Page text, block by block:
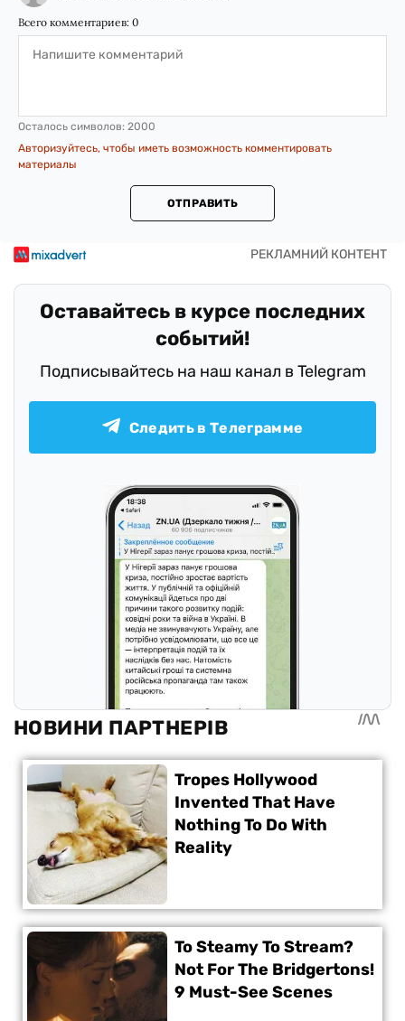
Всего комментариев: 0
Осталось символов: 2000
Авторизуйтесь, чтобы иметь возможность комментировать
материалы
ОТПРАВИТЬ
Оставайтесь в курсе последних
событий!
Подписывайтесь на наш канал в Telegram
Следить в Телеграмме